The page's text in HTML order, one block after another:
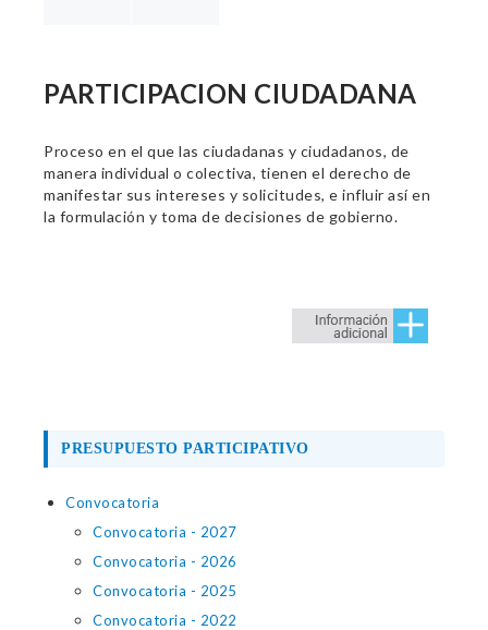
PARTICIPACION CIUDADANA
Proceso en el que las ciudadanas y ciudadanos, de
manera individual o colectiva, tienen el derecho de
manifestar sus intereses y solicitudes, e influir así en
la formulación y toma de decisiones de gobierno.
PRESUPUESTO PARTICIPATIVO
Convocatoria
Convocatoria - 2027
Convocatoria - 2026
Convocatoria - 2025
Convocatoria - 2022